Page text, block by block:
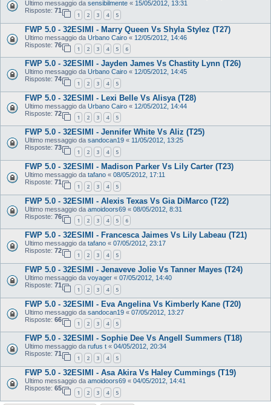
Ultimo messaggio da sensibilmente « 15/05/2012, 13:31
Risposte: 71
1 2 3 4 5
FWP 5.0 - 32ESIMI - Marry Queen Vs Shyla Stylez (T27)
Ultimo messaggio da Urbano Cairo « 12/05/2012, 14:46
Risposte: 76
1 2 3 4 5 6
FWP 5.0 - 32ESIMI - Jayden James Vs Chastity Lynn (T26)
Ultimo messaggio da Urbano Cairo « 12/05/2012, 14:45
Risposte: 74
1 2 3 4 5
FWP 5.0 - 32ESIMI - Lexi Belle Vs Alisya (T28)
Ultimo messaggio da Urbano Cairo « 12/05/2012, 14:44
Risposte: 72
1 2 3 4 5
FWP 5.0 - 32ESIMI - Jennifer White Vs Aliz (T25)
Ultimo messaggio da sandocan19 « 11/05/2012, 13:25
Risposte: 73
1 2 3 4 5
FWP 5.0 - 32ESIMI - Madison Parker Vs Lily Carter (T23)
Ultimo messaggio da tafano « 08/05/2012, 17:11
Risposte: 71
1 2 3 4 5
FWP 5.0 - 32ESIMI - Alexis Texas Vs Gia DiMarco (T22)
Ultimo messaggio da amoidoors69 « 08/05/2012, 8:31
Risposte: 76
1 2 3 4 5 6
FWP 5.0 - 32ESIMI - Francesca Jaimes Vs Lily Labeau (T21)
Ultimo messaggio da tafano « 07/05/2012, 23:17
Risposte: 72
1 2 3 4 5
FWP 5.0 - 32ESIMI - Jenaveve Jolie Vs Tanner Mayes (T24)
Ultimo messaggio da voyager « 07/05/2012, 14:40
Risposte: 71
1 2 3 4 5
FWP 5.0 - 32ESIMI - Eva Angelina Vs Kimberly Kane (T20)
Ultimo messaggio da sandocan19 « 07/05/2012, 13:27
Risposte: 66
1 2 3 4 5
FWP 5.0 - 32ESIMI - Sophie Dee Vs Angell Summers (T18)
Ultimo messaggio da rufus t « 04/05/2012, 20:34
Risposte: 71
1 2 3 4 5
FWP 5.0 - 32ESIMI - Asa Akira Vs Haley Cummings (T19)
Ultimo messaggio da amoidoors69 « 04/05/2012, 14:41
Risposte: 65
1 2 3 4 5